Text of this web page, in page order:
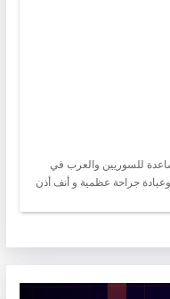
للسوريين والعرب في
جراحة عظمية و أنف أذن